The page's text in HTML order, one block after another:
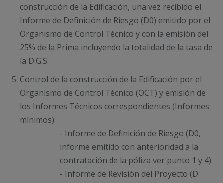
construcción de la Edificación, una vez recibido el
Informe de Definición de Riesgo (D0) emitido por el
Organismo de Control Técnico y con la emisión del
25% de la Prima incluyendo la totalidad de la tasa de
la D.G.S.
Control de la construcción de la Edificación por el
Organismo de Control Técnico (OCT) y emisión de
los Informes Técnicos correspondientes (Informes
mínimos):
- Informe de Definición de Riesgo (D0,
informe emitido con anterioridad a la
contratación de la póliza ver punto 1 y 4).
- Informe de Revisión del Proyecto (D